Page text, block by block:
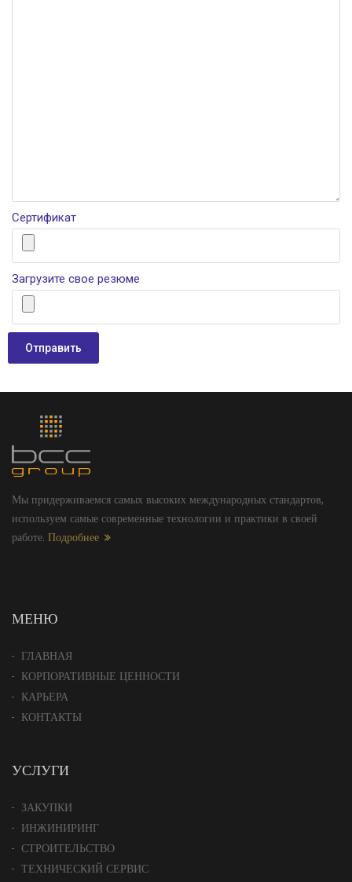
Сертификат
Загрузите свое резюме
Мы придерживаемся самых высоких международных стандартов,
используем самые современные технологии и практики в своей
работе. Подробнее
МЕНЮ
ГЛАВНАЯ
КОРПОРАТИВНЫЕ ЦЕННОСТИ
КАРЬЕРА
КОНТАКТЫ
УСЛУГИ
ЗАКУПКИ
ИНЖИНИРИНГ
СТРОИТЕЛЬСТВО
ТЕХНИЧЕСКИЙ СЕРВИС